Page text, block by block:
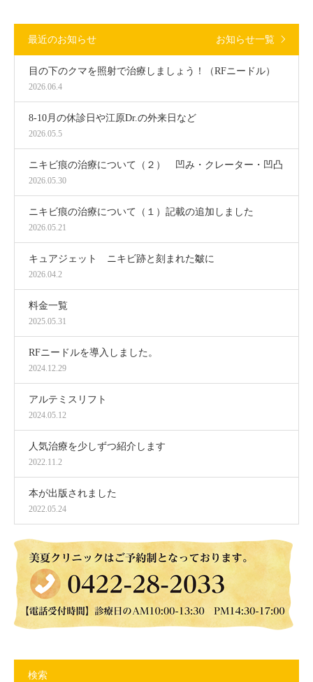
最近のお知らせ お知らせ一覧
目の下のクマを照射で治療しましょう！（RFニードル）
2026.06.4
8-10月の休診日や江原Dr.の外来日など
2026.05.5
ニキビ痕の治療について（２） 凹み・クレーター・凹凸
2026.05.30
ニキビ痕の治療について（１）記載の追加しました
2026.05.21
キュアジェット ニキビ跡と刻まれた皺に
2026.04.2
料金一覧
2025.05.31
RFニードルを導入しました。
2024.12.29
アルテミスリフト
2024.05.12
人気治療を少しずつ紹介します
2022.11.2
本が出版されました
2022.05.24
検索